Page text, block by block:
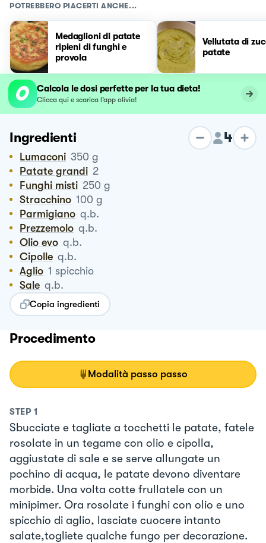
POTREBBERO PIACERTI ANCHE...
Medaglioni di patate
ripieni di funghi e
provola
Vellutata di
patate
Calcola le dosi perfette per la tua dieta!
Clicca qui e scarica l’app olivia!
Ingredienti 4
Lumaconi 350 g
Patate grandi 2
Funghi misti 250 g
Stracchino 100 g
Parmigiano q.b.
Prezzemolo q.b.
Olio evo q.b.
Cipolle q.b.
Aglio 1 spicchio
Sale q.b.
Copia ingredienti
Procedimento
Modalità passo passo
STEP 1
Sbucciate e tagliate a tocchetti le patate, fatele
rosolate in un tegame con olio e cipolla,
aggiustate di sale e se serve allungate un
pochino di acqua, le patate devono diventare
morbide. Una volta cotte frullatele con un
minipimer. Ora rosolate i funghi con olio e uno
spicchio di aglio, lasciate cuocere intanto
salate,togliete qualche fungo per decorazione.